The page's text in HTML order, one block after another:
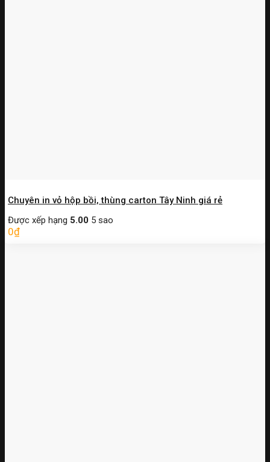
Chuyên in vỏ hộp bồi, thùng carton Tây Ninh giá rẻ
Được xếp hạng 5.00 5 sao
0₫